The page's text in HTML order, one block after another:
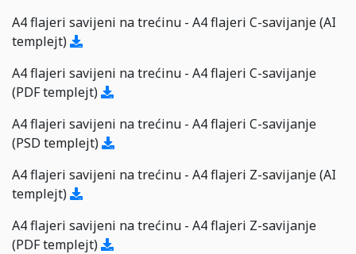
A4 flajeri savijeni na trećinu - A4 flajeri C-savijanje (AI
templejt)
A4 flajeri savijeni na trećinu - A4 flajeri C-savijanje
(PDF templejt)
A4 flajeri savijeni na trećinu - A4 flajeri C-savijanje
(PSD templejt)
A4 flajeri savijeni na trećinu - A4 flajeri Z-savijanje (AI
templejt)
A4 flajeri savijeni na trećinu - A4 flajeri Z-savijanje
(PDF templejt)